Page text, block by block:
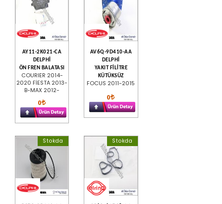
AY11-2K021-CA
DELPHİ
ÖN FREN BALATASI
COURIER 2014-
2020 FİESTA 2013-
B-MAX 2012-
0
AV6Q-9D410-AA
DELPHİ
YAKIT FİLİTRE
KÜTÜKSÜZ
FOCUS 2011-2015
0
Stokda Stokda